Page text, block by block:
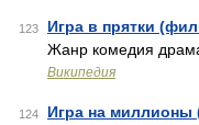
123 Игра в прятки
Жанр комедия
Википедия
124 Игра на